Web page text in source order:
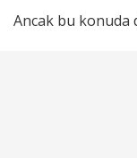
Ancak bu konuda